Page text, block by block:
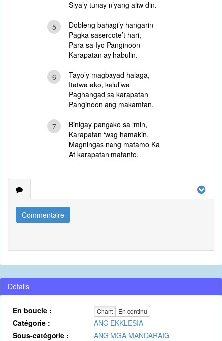
Siya’y tunay n’yang aliw din.
5
Dobleng bahagi’y hangarin
Pagka saserdote’t hari,
Para sa Iyo Panginoon
Karapatan ay habulin.
6
Tayo’y magbayad halaga,
Itatwa ako, kalul’wa
Paghangad sa karapatan
Panginoon ang makamtan.
7
Binigay pangako sa ‘min,
Karapatan ‘wag hamakin,
Magningas nang matamo Ka
At karapatan matanto.
Commentaire
Détails
En boucle : Chant En continu
Catégorie :
ANG EKKLESIA
Sous-catégorie :
ANG MGA MANDARAIG